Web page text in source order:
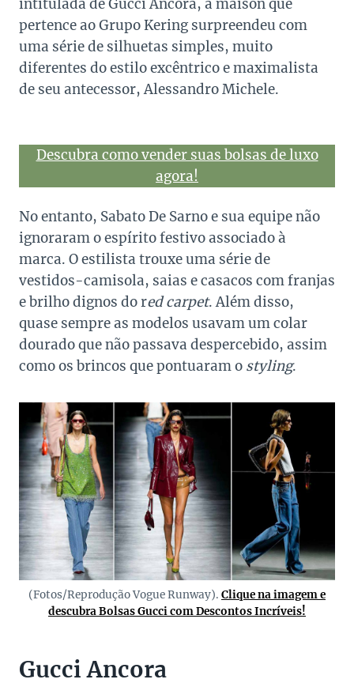
intitulada de Gucci Ancora, a maison que
pertence ao Grupo Kering surpreendeu com
uma série de silhuetas simples, muito
diferentes do estilo excêntrico e maximalista
de seu antecessor, Alessandro Michele.
Descubra como vender suas bolsas de luxo
agora!
No entanto, Sabato De Sarno e sua equipe não
ignoraram o espírito festivo associado à
marca. O estilista trouxe uma série de
vestidos-camisola, saias e casacos com franjas
e brilho dignos do red carpet. Além disso,
quase sempre as modelos usavam um colar
dourado que não passava despercebido, assim
como os brincos que pontuaram o styling.
(Fotos/Reprodução Vogue Runway). Clique na imagem e
descubra Bolsas Gucci com Descontos Incríveis!
Gucci Ancora